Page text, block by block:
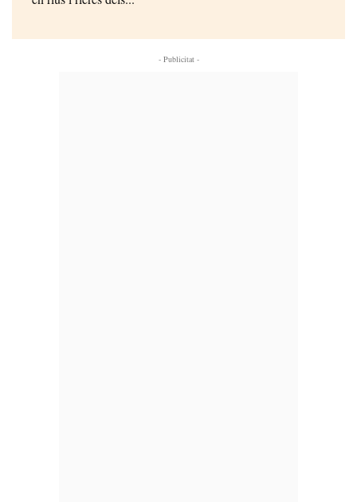
- Publicitat -